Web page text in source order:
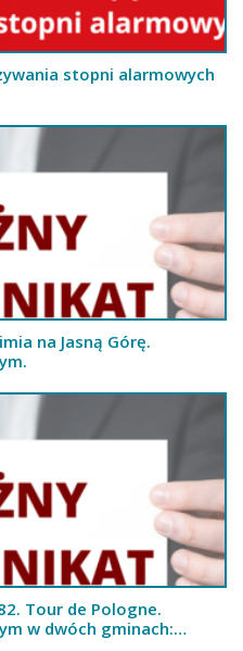
stopni alarmowych
na Jasną Górę.
Tour de Pologne.
w dwóch gminach: